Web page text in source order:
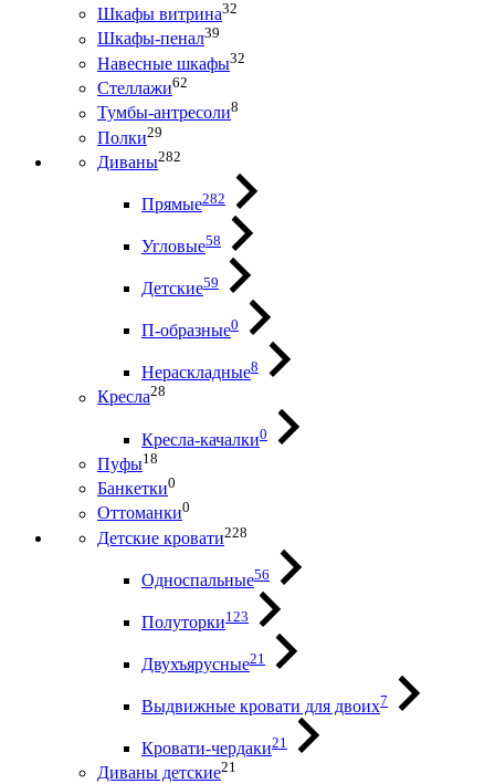
Шкафы витрина32
Шкафы-пенал39
Навесные шкафы32
Стеллажи62
Тумбы-антресоли8
Полки29
Диваны282
Прямые282
Угловые58
Детские59
П-образные0
Нераскладные8
Кресла28
Кресла-качалки0
Пуфы18
Банкетки0
Оттоманки0
Детские кровати228
Односпальные56
Полуторки123
Двухъярусные21
Выдвижные кровати для двоих7
Кровати-чердаки21
Диваны детские21